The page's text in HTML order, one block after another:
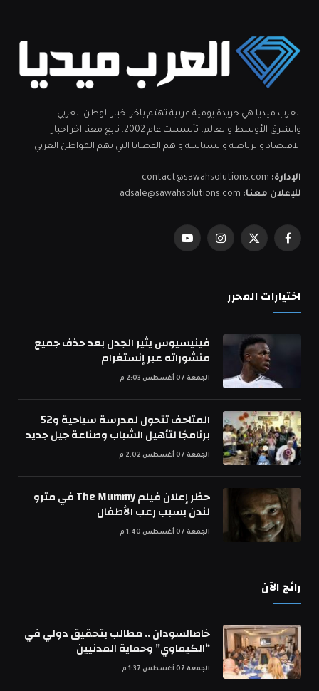
العرب ميديا هي جريدة يومية عربية تهتم بآخر اخبار الوطن العربي
والشرق الأوسط والعالم، تأسست عام 2002. تابع معنا اخر اخبار
الاقتصاد والرياضة والسياسة واهم القضايا التي تهم المواطن العربي.
الإدارة: contact@sawahsolutions.com
للإعلان معنا: adsale@sawahsolutions.com
فيسبوكX
الانستغراميوتيوب
اختيارات المحرر
فينيسيوس يثير الجدل بعد حذف جميع
منشوراته عبر إنستغرام
الجمعة 07 أغسطس 2:03 م
المتاحف تتحول لمدرسة سياحية و52
برنامجًا لتأهيل الشباب وصناعة جيل جديد
الجمعة 07 أغسطس 2:02 م
حظر إعلان فيلم The Mummy في مترو
لندن بسبب رعب الأطفال
الجمعة 07 أغسطس 1:40 م
رائج الآن
خاصالسودان .. مطالب بتحقيق دولي في
“الكيماوي” وحماية المدنيين
الجمعة 07 أغسطس 1:37 م